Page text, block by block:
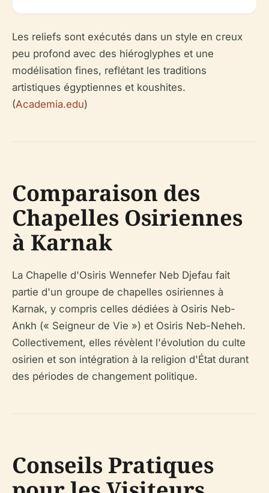
Les reliefs sont exécutés dans un style en creux
peu profond avec des hiéroglyphes et une
modélisation fines, reflétant les traditions
artistiques égyptiennes et koushites.
(Academia.edu)
Comparaison des
Chapelles Osiriennes
à Karnak
La Chapelle d'Osiris Wennefer Neb Djefau fait
partie d'un groupe de chapelles osiriennes à
Karnak, y compris celles dédiées à Osiris Neb-
Ankh (« Seigneur de Vie ») et Osiris Neb-Neheh.
Collectivement, elles révèlent l'évolution du culte
osirien et son intégration à la religion d'État durant
des périodes de changement politique.
Conseils Pratiques